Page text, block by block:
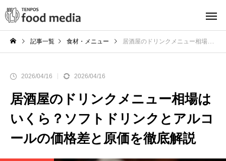
記事一覧 食材・メニュー 居酒屋のドリンクメニュー相場はいくら？ソフトドリンクとアルコールの価格差と原価を徹底解説
2026/04/16 2026/04/16
居酒屋のドリンクメニュー相場は
いくら？ソフトドリンクとアルコ
ールの価格差と原価を徹底解説